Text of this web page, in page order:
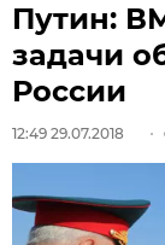
Путин:
задачи
России
12:49 29.07.2018